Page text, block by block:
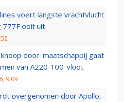
voert langste vrachtvlucht
777F ooit uit
knoop door: maatschappij gaat
van A220-100-vloot
9:09
overgenomen door Apollo,